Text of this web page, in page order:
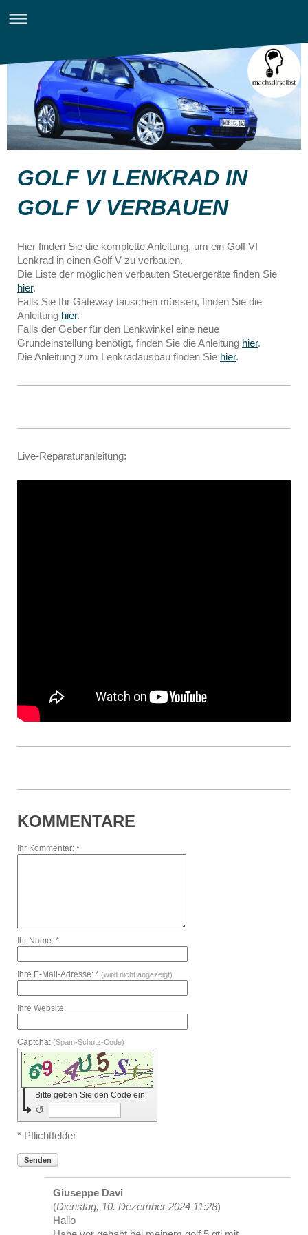
GOLF VI LENKRAD IN
GOLF V VERBAUEN
Hier finden Sie die komplette Anleitung, um ein Golf VI
Lenkrad in einen Golf V zu verbauen.
Die Liste der möglichen verbauten Steuergeräte finden Sie
hier.
Falls Sie Ihr Gateway tauschen müssen, finden Sie die
Anleitung hier.
Falls der Geber für den Lenkwinkel eine neue
Grundeinstellung benötigt, finden Sie die Anleitung hier.
Die Anleitung zum Lenkradausbau finden Sie hier.
Live-Reparaturanleitung:
KOMMENTARE
Ihr Kommentar: *
Ihr Name: *
Ihre E-Mail-Adresse: * (wird nicht angezeigt)
Ihre Website:
Captcha: (Spam-Schutz-Code)
Bitte geben Sie den Code ein
↺
* Pflichtfelder
Senden
Giuseppe Davi
(Dienstag, 10. Dezember 2024 11:28)
Hallo